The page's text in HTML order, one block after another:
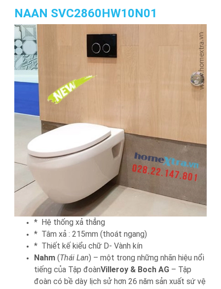
NAAN SVC2860HW10N01
* Hệ thống xả thẳng
* Tâm xả : 215mm (thoát ngang)
* Thiết kế kiểu chữ D- Vành kín
Nahm(Thái Lan) – một trong những nhãn hiệu nổi
tiếng của Tập đoànVilleroy & Boch AG – Tập
đoàn có bề dày lịch sử hơn 26 năm sản xuất sứ vệ